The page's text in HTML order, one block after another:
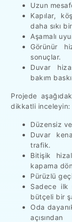
Uzun
Kapılar,
daha sıkı
Aşamalı
Görünür
sonuçlar.
Duvar
bakım
Projede
dikkatli inceleyin:
Düzensiz
Duvar
trafik.
Bitişik
kapama
Pürüzlü
Sadece ilk
bütçeli bir
Oda